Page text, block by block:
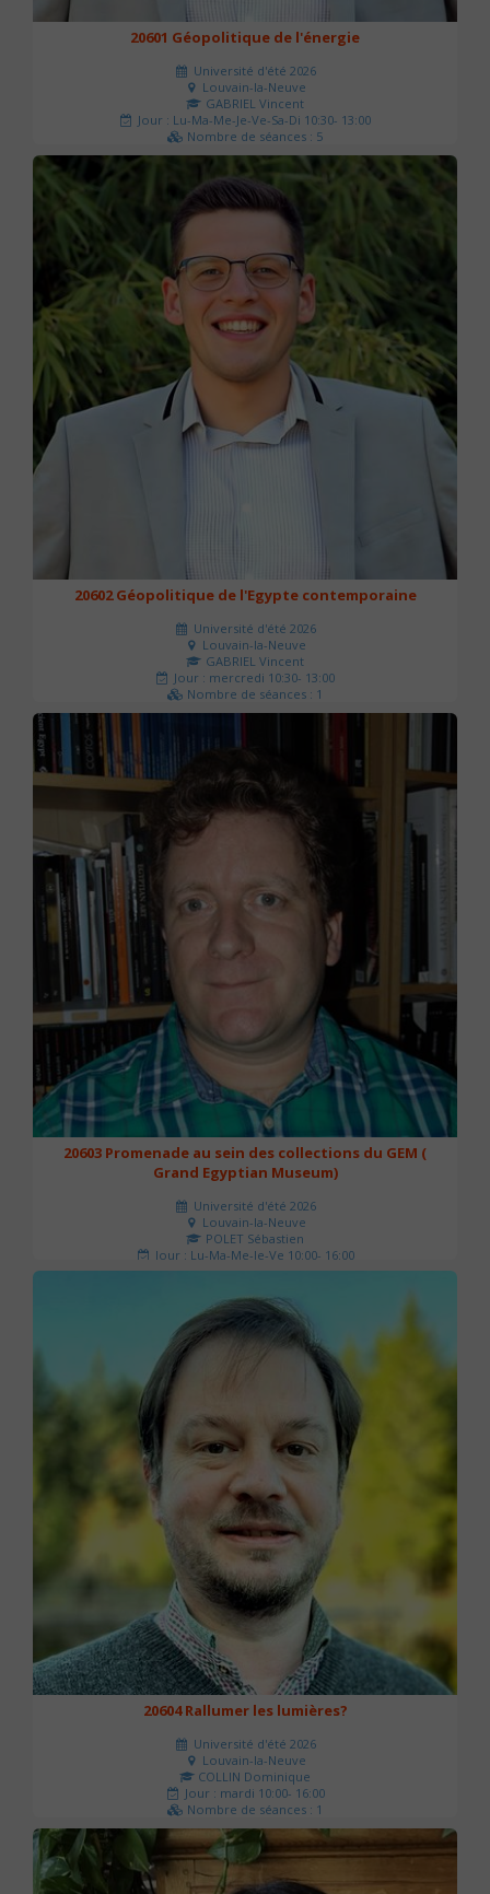
20601 Géopolitique de l'énergie
Université d'été 2026
Louvain-la-Neuve
GABRIEL Vincent
Jour : Lu-Ma-Me-Je-Ve-Sa-Di 10:30- 13:00
Nombre de séances : 5
120 €
20602 Géopolitique de l'Egypte contemporaine
Université d'été 2026
Louvain-la-Neuve
GABRIEL Vincent
Jour : mercredi 10:30- 13:00
Nombre de séances : 1
21 €
20603 Promenade au sein des collections du GEM (
Grand Egyptian Museum)
Université d'été 2026
Louvain-la-Neuve
POLET Sébastien
Jour : Lu-Ma-Me-Je-Ve 10:00- 16:00
Nombre de séances : 2
20604 Rallumer les lumières?
Université d'été 2026
Louvain-la-Neuve
COLLIN Dominique
Jour : mardi 10:00- 16:00
Nombre de séances : 1
60 €